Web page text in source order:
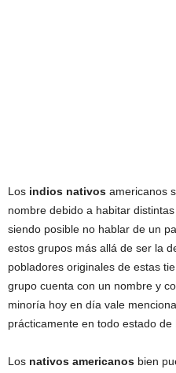
Los indios nativos americanos
nombre debido a habitar
siendo posible no hablar de un
estos grupos más allá de ser la
pobladores originales de estas
grupo cuenta con un nombre y
minoría hoy en día vale
prácticamente en todo estado
Los nativos americanos bien